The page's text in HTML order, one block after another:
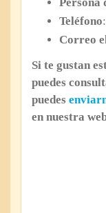
Teléfono
Correo
Si te gustan
puedes
puedes
en nuestra